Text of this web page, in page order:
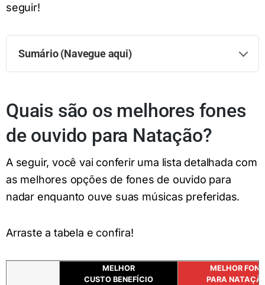
seguir!
Sumário (Navegue aqui)
Quais são os melhores fones
de ouvido para Natação?
A seguir, você vai conferir uma lista detalhada com
as melhores opções de fones de ouvido para
nadar enquanto ouve suas músicas preferidas.
Arraste a tabela e confira!
MELHOR
CUSTO BENEFÍCIO
MELHOR FONE
PARA